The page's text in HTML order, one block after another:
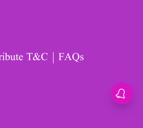
T&C
FAQs